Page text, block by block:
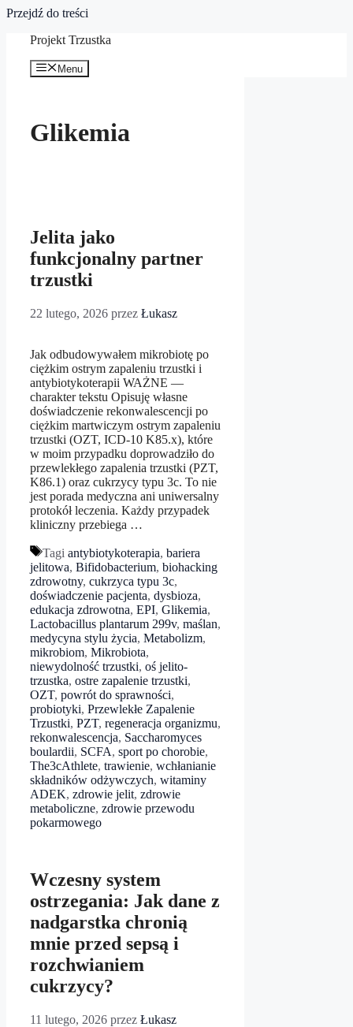
Przejdź do treści
Projekt Trzustka
Menu
Glikemia
Jelita jako
funkcjonalny partner
trzustki
22 lutego, 2026 przez Łukasz
Jak odbudowywałem mikrobiotę po
ciężkim ostrym zapaleniu trzustki i
antybiotykoterapii WAŻNE —
charakter tekstu Opisuję własne
doświadczenie rekonwalescencji po
ciężkim martwiczym ostrym zapaleniu
trzustki (OZT, ICD-10 K85.x), które
w moim przypadku doprowadziło do
przewlekłego zapalenia trzustki (PZT,
K86.1) oraz cukrzycy typu 3c. To nie
jest porada medyczna ani uniwersalny
protokół leczenia. Każdy przypadek
kliniczny przebiega …
Tagi antybiotykoterapia, bariera
jelitowa, Bifidobacterium, biohacking
zdrowotny, cukrzyca typu 3c,
doświadczenie pacjenta, dysbioza,
edukacja zdrowotna, EPI, Glikemia,
Lactobacillus plantarum 299v, maślan,
medycyna stylu życia, Metabolizm,
mikrobiom, Mikrobiota,
niewydolność trzustki, oś jelito-
trzustka, ostre zapalenie trzustki,
OZT, powrót do sprawności,
probiotyki, Przewlekłe Zapalenie
Trzustki, PZT, regeneracja organizmu,
rekonwalescencja, Saccharomyces
boulardii, SCFA, sport po chorobie,
The3cAthlete, trawienie, wchłanianie
składników odżywczych, witaminy
ADEK, zdrowie jelit, zdrowie
metaboliczne, zdrowie przewodu
pokarmowego
Wczesny system
ostrzegania: Jak dane z
nadgarstka chronią
mnie przed sepsą i
rozchwianiem
cukrzycy?
11 lutego, 2026 przez Łukasz